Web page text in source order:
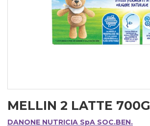
MELLIN 2 LATTE 700G
DANONE NUTRICIA SpA SOC.BEN.